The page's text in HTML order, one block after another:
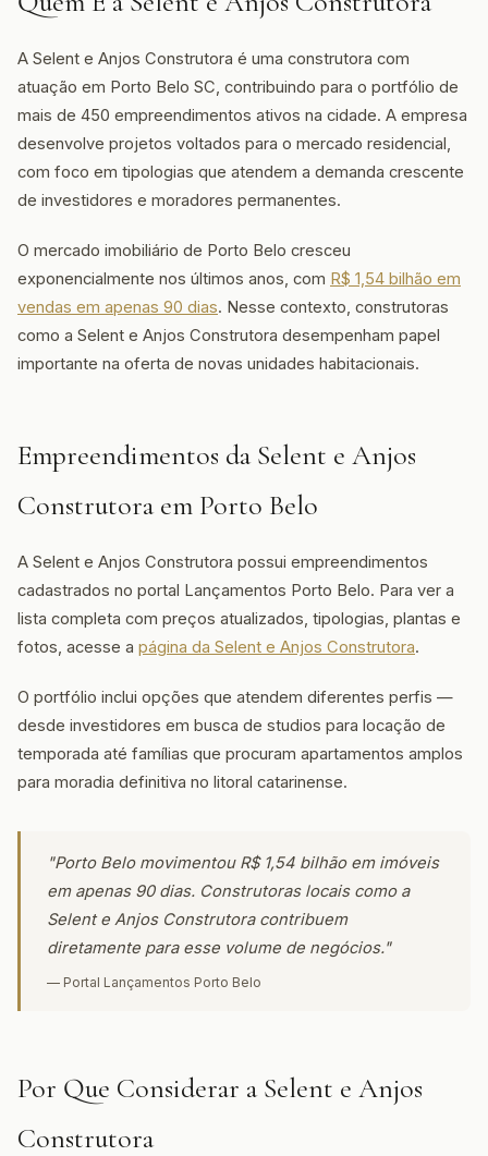
A Selent e Anjos Construtora é uma construtora com
atuação em Porto Belo SC, contribuindo para o portfólio de
mais de 450 empreendimentos ativos na cidade. A empresa
desenvolve projetos voltados para o mercado residencial,
com foco em tipologias que atendem a demanda crescente
de investidores e moradores permanentes.
O mercado imobiliário de Porto Belo cresceu
exponencialmente nos últimos anos, com R$ 1,54 bilhão em
vendas em apenas 90 dias. Nesse contexto, construtoras
como a Selent e Anjos Construtora desempenham papel
importante na oferta de novas unidades habitacionais.
Empreendimentos da Selent e Anjos
Construtora em Porto Belo
A Selent e Anjos Construtora possui empreendimentos
cadastrados no portal Lançamentos Porto Belo. Para ver a
lista completa com preços atualizados, tipologias, plantas e
fotos, acesse a página da Selent e Anjos Construtora.
O portfólio inclui opções que atendem diferentes perfis —
desde investidores em busca de studios para locação de
temporada até famílias que procuram apartamentos amplos
para moradia definitiva no litoral catarinense.
"Porto Belo movimentou R$ 1,54 bilhão em imóveis
em apenas 90 dias. Construtoras locais como a
Selent e Anjos Construtora contribuem
diretamente para esse volume de negócios."
— Portal Lançamentos Porto Belo
Por Que Considerar a Selent e Anjos
Construtora